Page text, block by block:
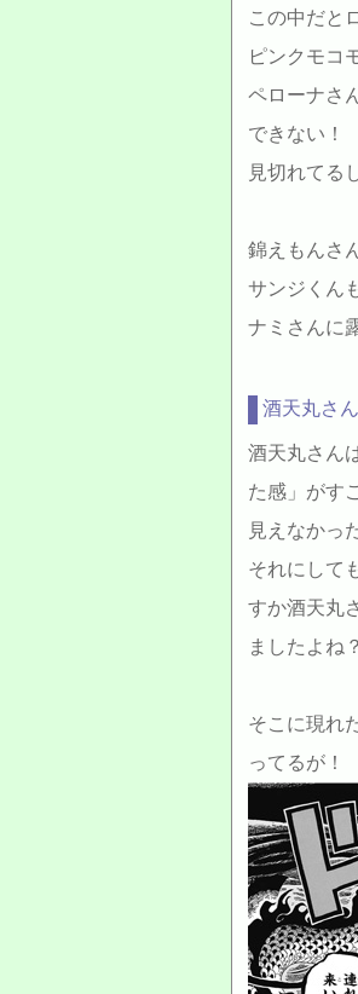
この中だと
ピンクモコ
ペローナさ
できない！
見切れてる
錦えもんさ
サンジくん
ナミさんに
酒天丸さ
酒天丸さん
た感」がす
見えなかっ
それにして
すか酒天丸
ましたよね？
そこに現れ
ってるが！